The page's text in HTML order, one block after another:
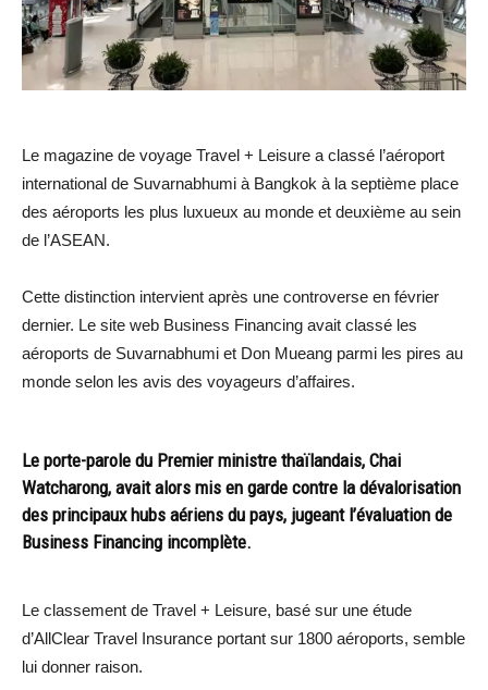
Le magazine de voyage Travel + Leisure a classé l’aéroport
international de Suvarnabhumi à Bangkok à la septième place
des aéroports les plus luxueux au monde et deuxième au sein
de l’ASEAN.
Cette distinction intervient après une controverse en février
dernier. Le site web Business Financing avait classé les
aéroports de Suvarnabhumi et Don Mueang parmi les pires au
monde selon les avis des voyageurs d’affaires.
Le porte-parole du Premier ministre thaïlandais, Chai
Watcharong, avait alors mis en garde contre la dévalorisation
des principaux hubs aériens du pays, jugeant l’évaluation de
Business Financing incomplète.
Le classement de Travel + Leisure, basé sur une étude
d’AllClear Travel Insurance portant sur 1800 aéroports, semble
lui donner raison.